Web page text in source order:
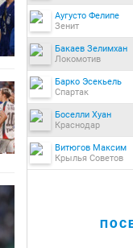
Аугусто Фелипе
Зенит
Бакаев Зелимхан
Локомотив
Барко Эсекьель
Спартак
Боселли Хуан
Краснодар
Витюгов Максим
Крылья Советов